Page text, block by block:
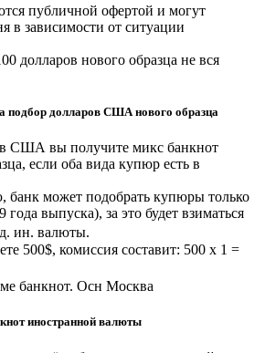
публичной офертой и могут
в зависимости от ситуации
подбор долларов США нового образца
США вы получите микс банкнот
если оба вида купюр есть в
банк может подобрать купюры только
года выпуска), за это будет взиматься
ин. валюты.
500$, комиссия составит: 500 х 1 =
иностранной валюты